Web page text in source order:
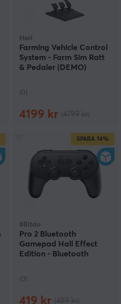
Hori
Farming Vehicle Control
System - Farm Sim Ratt
& Pedaler (DEMO)
(0)
4199 kr
SPARA 14%
8Bitdo
Pro 2 Bluetooth
Gamepad Hall Effect
Edition - Bluetooth
Hall Effect Edition -
(0)
419 kr